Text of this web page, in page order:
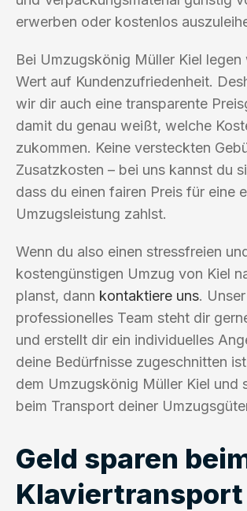
erwerben oder kostenlos
Bei Umzugskönig Müller Kiel
Wert auf Kundenzufriedenheit.
wir dir auch eine transparente
damit du genau weißt, welche
zukommen. Keine versteckten
Zusatzkosten – bei uns kannst du
dass du einen fairen Preis für eine
Umzugsleistung zahlst.
Wenn du also einen stressfreien
kostengünstigen Umzug von Kiel
planst, dann kontaktiere uns. Unser
professionelles Team steht dir
und erstellt dir ein individuelles
deine Bedürfnisse zugeschnitten
dem Umzugskönig Müller Kiel und
beim Transport deiner
Geld sparen
Klaviertransport